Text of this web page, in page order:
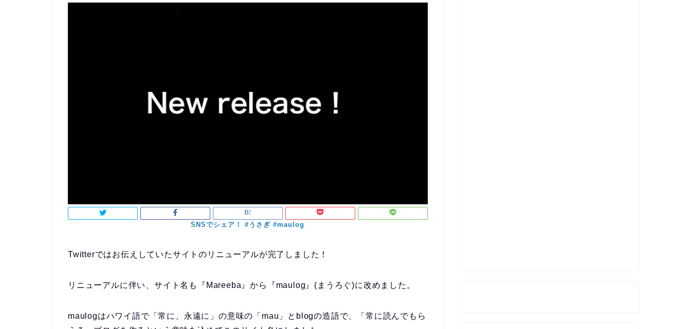
Twitterではお伝えしていたサイトのリニューアルが完了しました！
リニューアルに伴い、サイト名も『Mareeba』から 『maulog』(まうろぐ)に改めました。
maulogはハワイ語で「常に、永遠に」の意味の「mau」とblogの造語で、
「常に読んでもら